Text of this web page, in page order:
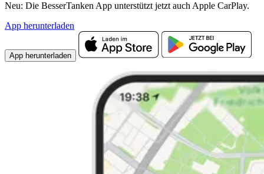
Neu: Die BesserTanken App unterstützt jetzt auch Apple CarPlay.
App herunterladen
App herunterladen